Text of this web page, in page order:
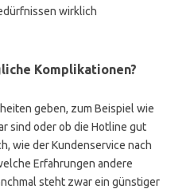
wirklich
Komplikationen?
geben, zum Beispiel wie
sind oder ob die Hotline gut
wie der Kundenservice nach
Erfahrungen andere
steht zwar ein günstiger